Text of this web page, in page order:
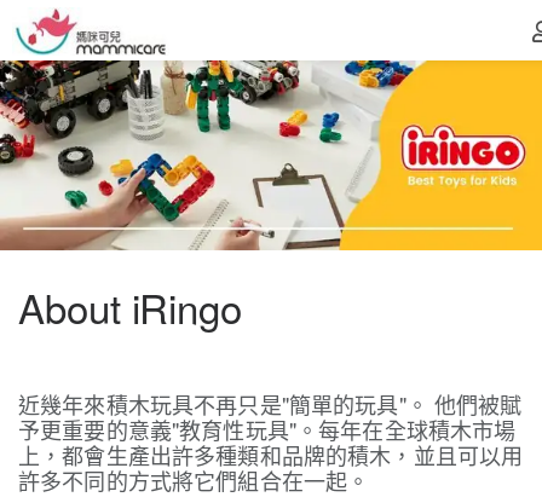
About iRingo
近幾年來積木玩具不再只是"簡單的玩具"。 他們被賦
予更重要的意義"教育性玩具"。每年在全球積木市場
上，都會生產出許多種類和品牌的積木，並且可以用
許多不同的方式將它們組合在一起。